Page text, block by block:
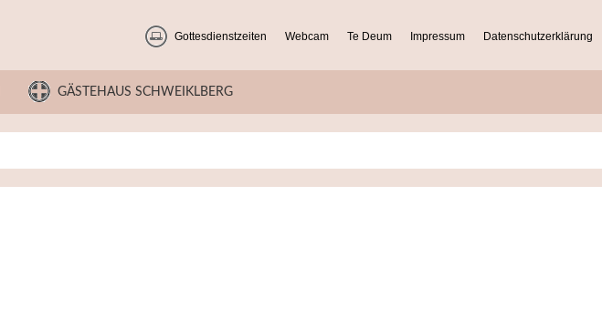
Gottesdienstzeiten Webcam Te Deum Impressum Datenschutzerklärung
GÄSTEHAUS SCHWEIKLBERG